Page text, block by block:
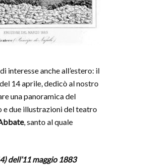
interesse anche all’estero: il
14 aprile, dedicò al nostro
una panoramica del
e due illustrazioni del teatro
, santo al quale
dell’11 maggio 1883